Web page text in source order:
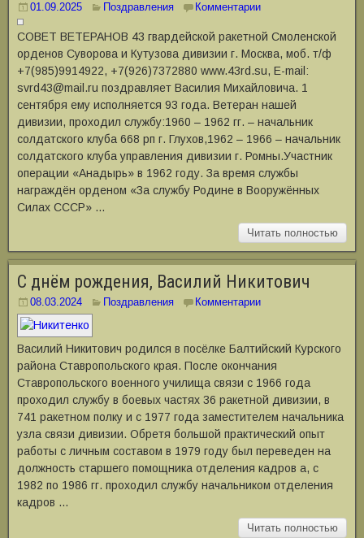
01.09.2025 Поздравления Комментарии
СОВЕТ ВЕТЕРАНОВ 43 гвардейской ракетной Смоленской
орденов Суворова и Кутузова дивизии г. Москва, моб. т/ф
+7(985)9914922, +7(926)7372880 www.43rd.su, E-mail:
svrd43@mail.ru поздравляет Василия Михайловича. 1
сентября ему исполняется 93 года. Ветеран нашей
дивизии, проходил службу:1960 – 1962 гг. – начальник
солдатского клуба 668 рп г. Глухов,1962 – 1966 – начальник
солдатского клуба управления дивизии г. Ромны.Участник
операции «Анадырь» в 1962 году. За время службы
награждён орденом «За службу Родине в Вооружённых
Силах СССР» …
Читать полностью
С днём рождения, Василий Никитович
08.03.2024 Поздравления Комментарии
Василий Никитович родился в посёлке Балтийский Курского
района Ставропольского края. После окончания
Ставропольского военного училища связи с 1966 года
проходил службу в боевых частях 36 ракетной дивизии, в
741 ракетном полку и с 1977 года заместителем начальника
узла связи дивизии. Обретя большой практический опыт
работы с личным составом в 1979 году был переведен на
должность старшего помощника отделения кадров а, с
1982 по 1986 гг. проходил службу начальником отделения
кадров …
Читать полностью